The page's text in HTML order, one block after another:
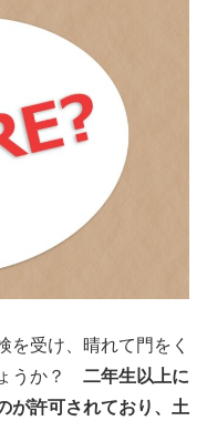
を受け、晴れて門をく
うか？ 二年生以上に
が許可されており、土